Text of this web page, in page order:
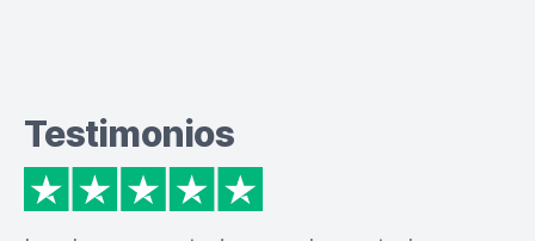
Testimonios